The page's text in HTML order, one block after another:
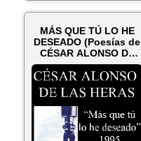
MÁS QUE TÚ LO HE
DESEADO (Poesías de
CÉSAR ALONSO DE
LAS HERAS)